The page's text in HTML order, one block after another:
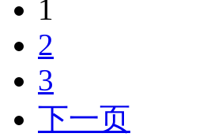
1
2
3
下一页